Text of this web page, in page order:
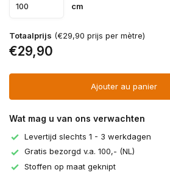
cm
Totaalprijs (€29,90 prijs per mètre)
€29,90
Ajouter au panier
Wat mag u van ons verwachten
Levertijd slechts 1 - 3 werkdagen
Gratis bezorgd v.a. 100,- (NL)
Stoffen op maat geknipt